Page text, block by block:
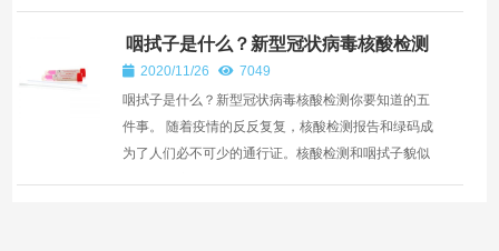
因检测，细胞学，分子诊断，...
咽拭子是什么？新型冠状病毒核酸检测
你要知道的五件事
2020/11/26
7049
咽拭子是什么？新型冠状病毒核酸检测你要知道的五
件事。 随着疫情的反反复复，核酸检测报告和绿码成
为了人们必不可少的通行证。核酸检测和咽拭子貌似